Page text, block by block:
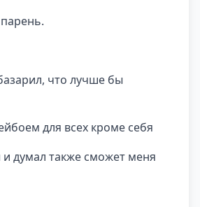
что лучше бы
для всех кроме себя
думал также сможет меня